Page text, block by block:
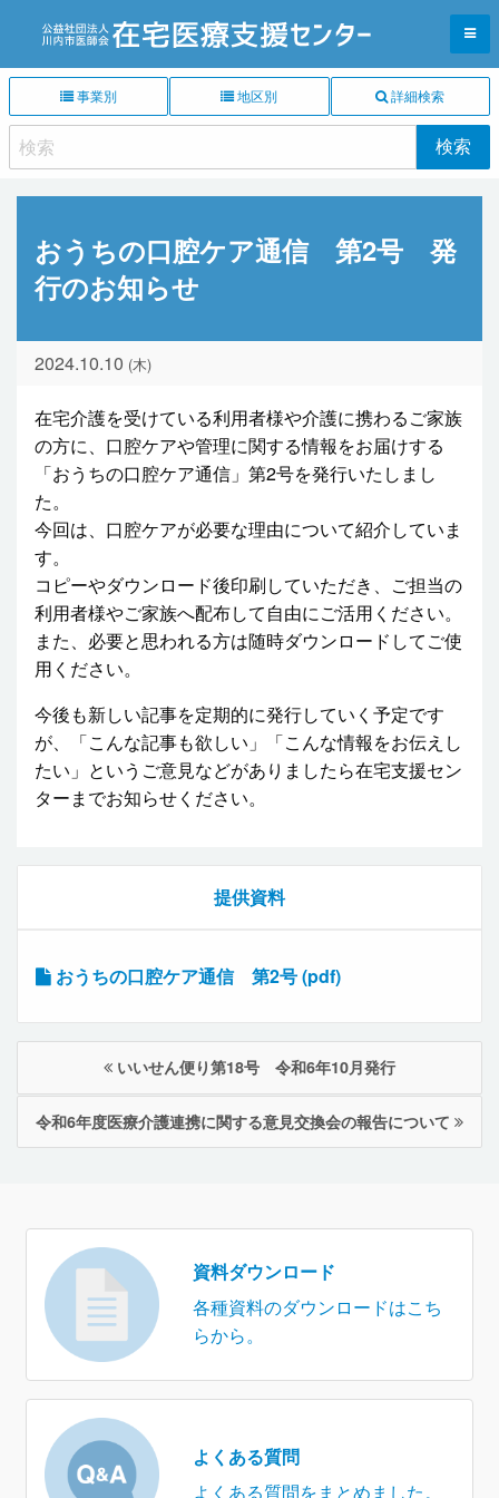
事業別 地区別 詳細検索
おうちの口腔ケア通信 第2号 発
行のお知らせ
2024.10.10 (木)
在宅介護を受けている利用者様や介護に携わるご家族
の方に、口腔ケアや管理に関する情報をお届けする
「おうちの口腔ケア通信」第2号を発行いたしまし
た。
今回は、口腔ケアが必要な理由について紹介していま
す。
コピーやダウンロード後印刷していただき、ご担当の
利用者様やご家族へ配布して自由にご活用ください。
また、必要と思われる方は随時ダウンロードしてご使
用ください。
今後も新しい記事を定期的に発行していく予定です
が、「こんな記事も欲しい」「こんな情報をお伝えし
たい」というご意見などがありましたら在宅支援セン
ターまでお知らせください。
提供資料
おうちの口腔ケア通信 第2号 (pdf)
いいせん便り第18号 令和6年10月発行
令和6年度医療介護連携に関する意見交換会の報告について
資料ダウンロード
各種資料のダウンロードはこち
らから。
よくある質問
よくある質問をまとめました。